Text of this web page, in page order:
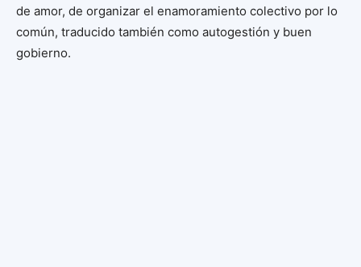
de amor, de organizar el enamoramiento colectivo por lo
común, traducido también como autogestión y buen
gobierno.